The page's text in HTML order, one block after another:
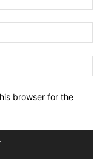
browser for the